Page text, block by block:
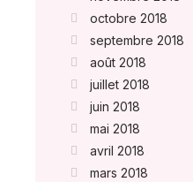
octobre 2018
septembre 2018
août 2018
juillet 2018
juin 2018
mai 2018
avril 2018
mars 2018